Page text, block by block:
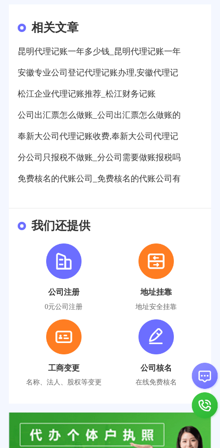
相关文章
昆明代理记账一年多少钱_昆明代理记账一年
安徽专业公司登记代理记账办理,安徽代理记
松江企业代理记账推荐_松江财务记账
公司出汇票怎么做账_公司出汇票怎么做账的
奉新大公司代理记账收费,奉新大公司代理记
分公司只报税不做账_分公司需要做账报税吗
免费核名的代账公司_免费核名的代账公司有
我们还提供
公司注册
0元公司注册
地址挂靠
地址安全挂靠
工商变更
名称、法人、股权等变更
公司核名
在线免费核名